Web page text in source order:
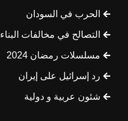
الحرب في السودان
التصالح في مخالفات البناء
مسلسلات رمضان 2024
رد إسرائيل على إيران
شئون عربية و دولية